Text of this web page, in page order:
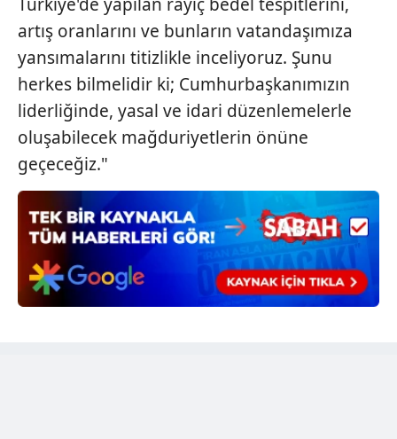
vasıtasıyla belirleyebilirsiniz. Çerezlere ilişkin detaylı bilgi
için Ayarlar butonuna tıklayabilir,Çerez Bilgilendirme
Metnimiziziyaret edebilirsiniz.
6698 sayılı Kişisel Verilerin Korunması Kanunu uyarınca
hazırlanmış Aydınlatma Metnimizi okumak ve sitemizde
ilgili mevzuata uygun olarak kullanılan çerezlerle ilgili bilgi
almak için lütfen
artış oranlarını ve bunların vatandaşımıza
yansımalarını titizlikle inceliyoruz. Şunu
herkes bilmelidir ki; Cumhurbaşkanımızın
liderliğinde, yasal ve idari düzenlemelerle
oluşabilecek mağduriyetlerin önüne
geçeceğiz."